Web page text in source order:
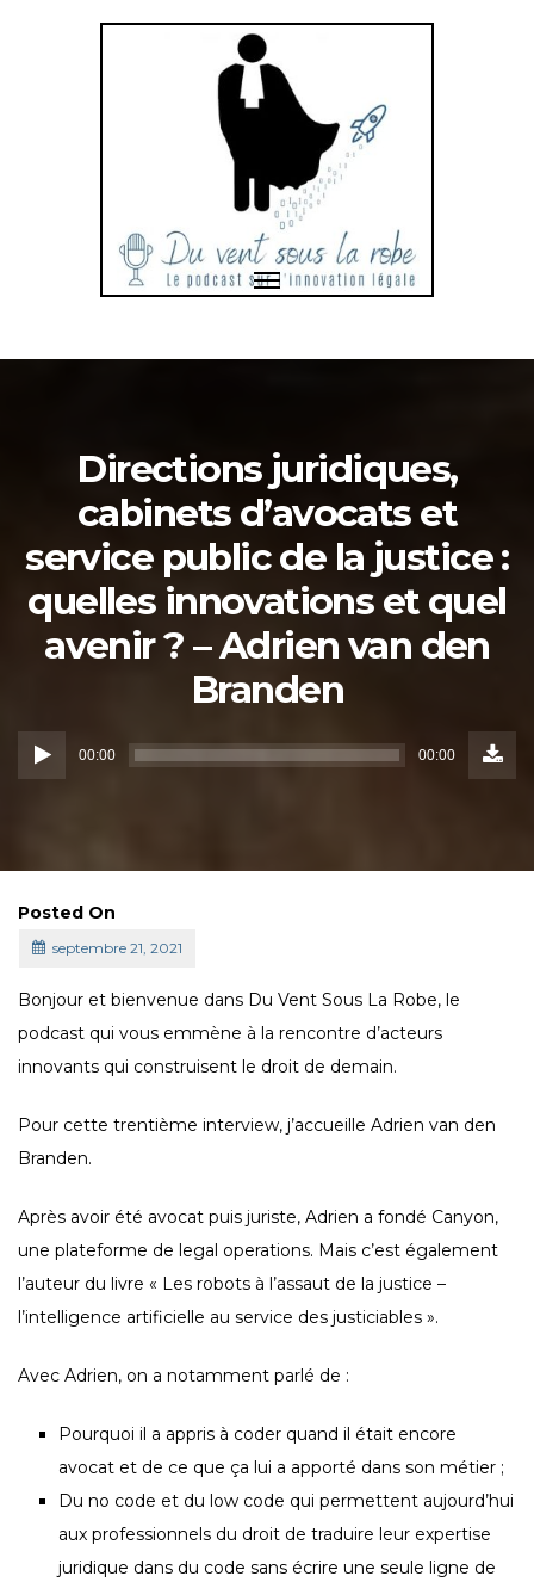
Toggle
Directions juridiques,
cabinets d’avocats et
service public de la justice :
quelles innovations et quel
avenir ? – Adrien van den
Branden
Lecteur
00:00 00:00
()
Posted On
septembre 21, 2021
Bonjour et bienvenue dans Du Vent Sous La Robe, le
podcast qui vous emmène à la rencontre d’acteurs
innovants qui construisent le droit de demain.
Pour cette trentième interview, j’accueille Adrien van den
Branden.
Après avoir été avocat puis juriste, Adrien a fondé Canyon,
une plateforme de legal operations. Mais c’est également
l’auteur du livre « Les robots à l’assaut de la justice –
l’intelligence artificielle au service des justiciables ».
Avec Adrien, on a notamment parlé de :
Pourquoi il a appris à coder quand il était encore
avocat et de ce que ça lui a apporté dans son métier ;
Du no code et du low code qui permettent aujourd’hui
aux professionnels du droit de traduire leur expertise
juridique dans du code sans écrire une seule ligne de